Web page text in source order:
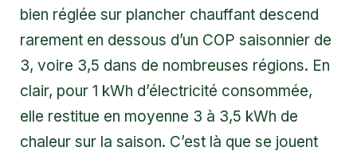
bien réglée sur plancher chauffant descend
rarement en dessous d’un COP saisonnier de
3, voire 3,5 dans de nombreuses régions. En
clair, pour 1 kWh d’électricité consommée,
elle restitue en moyenne 3 à 3,5 kWh de
chaleur sur la saison. C’est là que se jouent